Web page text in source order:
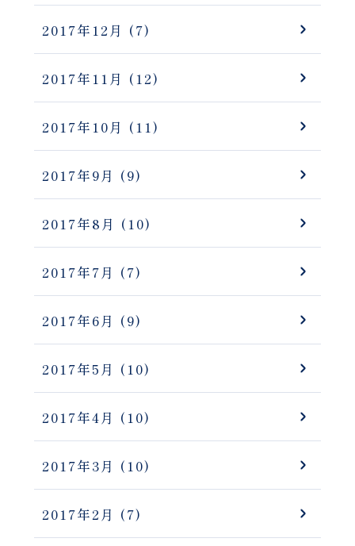
2017年12月 (7)
2017年11月 (12)
2017年10月 (11)
2017年9月 (9)
2017年8月 (10)
2017年7月 (7)
2017年6月 (9)
2017年5月 (10)
2017年4月 (10)
2017年3月 (10)
2017年2月 (7)